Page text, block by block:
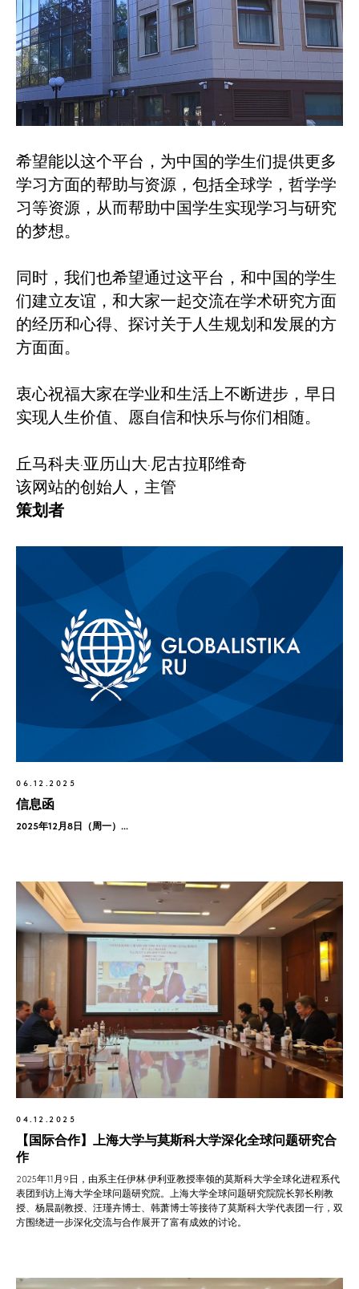
希望能以这个平台，为中国的学生们提供更多
学习方面的帮助与资源，包括全球学，哲学学
习等资源，从而帮助中国学生实现学习与研究
的梦想。
同时，我们也希望通过这平台，和中国的学生
们建立友谊，和大家一起交流在学术研究方面
的经历和心得、探讨关于人生规划和发展的方
方面面。
衷心祝福大家在学业和生活上不断进步，早日
实现人生价值、愿自信和快乐与你们相随。
丘马科夫·亚历山大·尼古拉耶维奇
该网站的创始人，主管
策划者
06.12.2025
信息函
2025年12月8日（周一）...
04.12.2025
【国际合作】上海大学与莫斯科大学深化全球问题研究合
作
2025年11月9日，由系主任伊林·伊利亚教授率领的莫斯科大学全球化进程系代
表团到访上海大学全球问题研究院。上海大学全球问题研究院院长郭长刚教
授、杨晨副教授、汪瑾卉博士、韩萧博士等接待了莫斯科大学代表团一行，双
方围绕进一步深化交流与合作展开了富有成效的讨论。